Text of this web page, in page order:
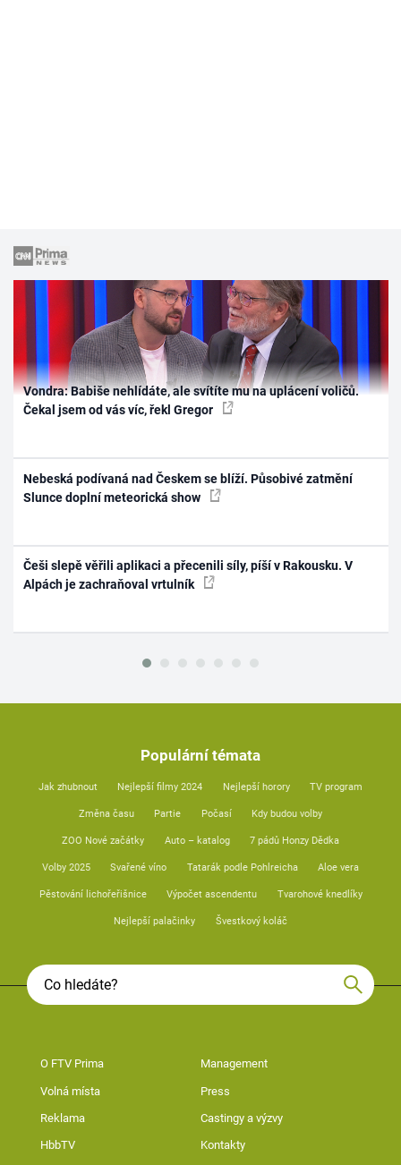
Vondra: Babiše nehlídáte, ale svítíte mu na uplácení voličů.
Čekal jsem od vás víc, řekl Gregor
Nebeská podívaná nad Českem se blíží. Působivé zatmění
Slunce doplní meteorická show
Češi slepě věřili aplikaci a přecenili síly, píší v Rakousku. V
Alpách je zachraňoval vrtulník
Populární témata
Jak zhubnout Nejlepší filmy 2024 Nejlepší horory TV program
Změna času Partie Počasí Kdy budou volby
ZOO Nové začátky Auto – katalog 7 pádů Honzy Dědka
Volby 2025 Svařené víno Tatarák podle Pohlreicha Aloe vera
Pěstování lichořeřišnice Výpočet ascendentu Tvarohové knedlíky
Nejlepší palačinky Švestkový koláč
O FTV Prima Management
Volná místa Press
Reklama Castingy a výzvy
HbbTV Kontakty